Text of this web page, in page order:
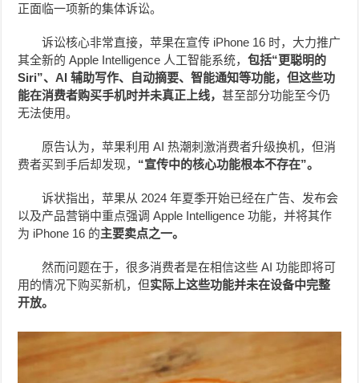
正面临一项新的集体诉讼。
诉讼核心非常直接，苹果在宣传 iPhone 16 时，大力推广
其全新的 Apple Intelligence 人工智能系统，包括“更聪明的
Siri”、AI 辅助写作、自动摘要、智能通知等功能，但这些功
能在消费者购买手机时并未真正上线，甚至部分功能至今仍
无法使用。
原告认为，苹果利用 AI 热潮刺激消费者升级换机，但消
费者买到手后却发现， “宣传中的核心功能根本不存在”。
诉状指出，苹果从 2024 年夏季开始已经在广告、发布会
以及产品营销中重点强调 Apple Intelligence 功能，并将其作
为 iPhone 16 的主要卖点之一。
然而问题在于，很多消费者是在相信这些 AI 功能即将可
用的情况下购买新机，但实际上这些功能并未在设备中完整
开放。